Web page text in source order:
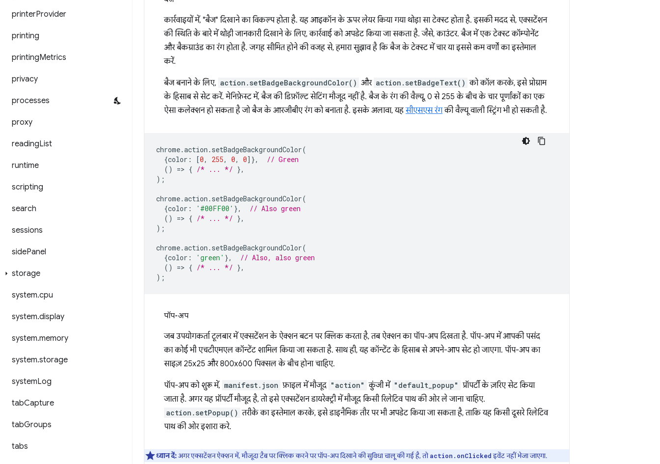
printerProvider
printing
printingMetrics
privacy
processes
proxy
readingList
runtime
scripting
search
sessions
sidePanel
storage
system.cpu
system.display
system.memory
system.storage
systemLog
tabCapture
tabGroups
tabs
कार्रवाइयों में, "बैज" दिखाने का विकल्प होता है. यह आइकॉन के ऊपर लेयर किया गया थोड़ा सा टेक्स्ट होता है. इसकी मदद से, एक्सटेंशन
की स्थिति के बारे में थोड़ी जानकारी दिखाने के लिए, कार्रवाई को अपडेट किया जा सकता है. जैसे, काउंटर. बैज में एक टेक्स्ट कॉम्पोनेंट
और बैकग्राउंड का रंग होता है. जगह सीमित होने की वजह से, हमारा सुझाव है कि बैज के टेक्स्ट में चार या इससे कम वर्णों का इस्तेमाल
करें.
बैज बनाने के लिए, action.setBadgeBackgroundColor() और action.setBadgeText() को कॉल करके, इसे प्रोग्राम
के हिसाब से सेट करें. मेनिफ़ेस्ट में, बैज की डिफ़ॉल्ट सेटिंग मौजूद नहीं है. बैज के रंग की वैल्यू, 0 से 255 के बीच के चार पूर्णांकों का एक
ऐसा कलेक्शन हो सकता है जो बैज के आरजीबीए रंग को बनाता है. इसके अलावा, यहसीएसएस रंगकी वैल्यू वाली स्ट्रिंग भी हो सकती है.
chrome.action . setBadgeBackgroundColor(
{color : [0, 255, 0, 0]},
// Green
()
=> { /* ... */ },
);
chrome.action . setBadgeBackgroundColor(
{color : '#00FF00' },
// Also green
()
=> { /* ... */ },
);
chrome.action . setBadgeBackgroundColor(
{color : 'green' },
// Also, also green
()
=> { /* ... */ },
);
पॉप-अप
जब उपयोगकर्ता टूलबार में एक्सटेंशन के ऐक्शन बटन पर क्लिक करता है, तब ऐक्शन का पॉप-अप दिखता है. पॉप-अप में आपकी पसंद
का कोई भी एचटीएमएल कॉन्टेंट शामिल किया जा सकता है. साथ ही, यह कॉन्टेंट के हिसाब से अपने-आप सेट हो जाएगा. पॉप-अप का
साइज़ 25x25 और 800x600 पिक्सल के बीच होना चाहिए.
पॉप-अप को शुरू में, manifest.json फ़ाइल में मौजूद "action" कुंजी में "default_popup" प्रॉपर्टी के ज़रिए सेट किया
जाता है. अगर यह प्रॉपर्टी मौजूद है, तो इसे एक्सटेंशन डायरेक्ट्री में मौजूद किसी रिलेटिव पाथ की ओर ले जाना चाहिए.
action.setPopup() तरीके का इस्तेमाल करके, इसे डाइनैमिक तौर पर भी अपडेट किया जा सकता है, ताकि यह किसी दूसरे रिलेटिव
पाथ की ओर इशारा करे.
ध्यान दें:अगर एक्सटेंशन ऐक्शन में, मौजूदा टैब पर क्लिक करने पर पॉप-अप दिखाने की सुविधा चालू की गई है, तोaction.onClickedइवेंट नहीं भेजा जाएगा.